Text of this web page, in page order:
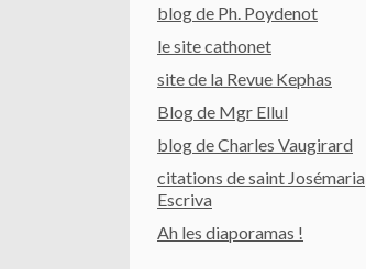
blog de Ph. Poydenot
le site cathonet
site de la Revue Kephas
Blog de Mgr Ellul
blog de Charles Vaugirard
citations de saint Josémaria
Escriva
Ah les diaporamas !